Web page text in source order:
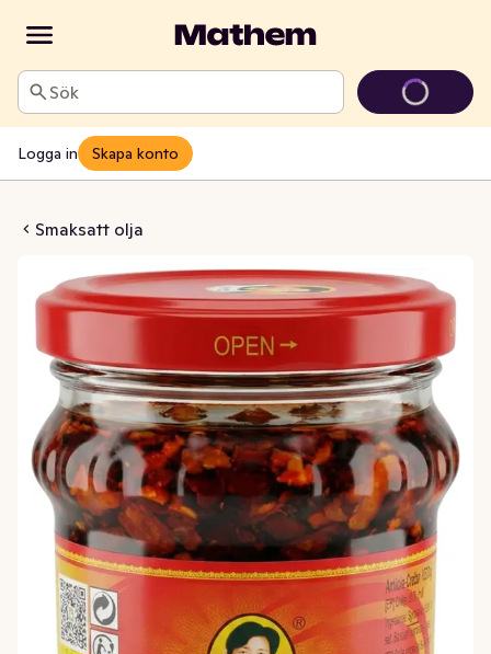
Sök
Logga in Skapa konto
Smaksatt olja
Chili i Olja